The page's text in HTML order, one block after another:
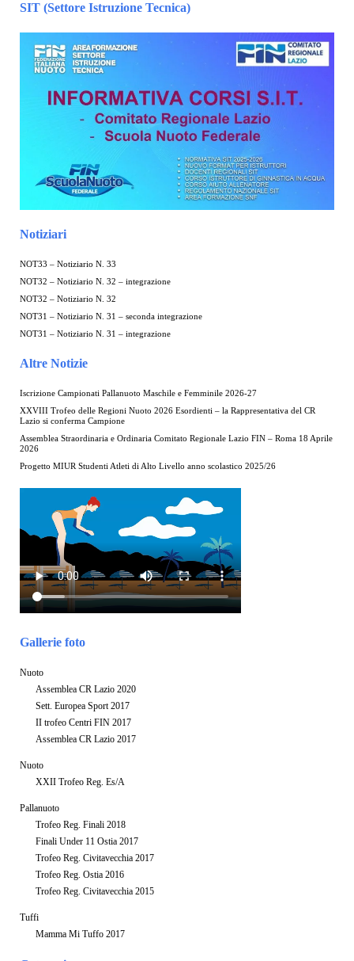
SIT (Settore Istruzione Tecnica)
Notiziari
NOT33 – Notiziario N. 33
NOT32 – Notiziario N. 32 – integrazione
NOT32 – Notiziario N. 32
NOT31 – Notiziario N. 31 – seconda integrazione
NOT31 – Notiziario N. 31 – integrazione
Altre Notizie
Iscrizione Campionati Pallanuoto Maschile e Femminile 2026-27
XXVIII Trofeo delle Regioni Nuoto 2026 Esordienti – la Rappresentativa del CR
Lazio si conferma Campione
Assemblea Straordinaria e Ordinaria Comitato Regionale Lazio FIN – Roma 18 Aprile
2026
Progetto MIUR Studenti Atleti di Alto Livello anno scolastico 2025/26
Gallerie foto
Nuoto
Assemblea CR Lazio 2020
Sett. Europea Sport 2017
II trofeo Centri FIN 2017
Assemblea CR Lazio 2017
Nuoto
XXII Trofeo Reg. Es/A
Pallanuoto
Trofeo Reg. Finali 2018
Finali Under 11 Ostia 2017
Trofeo Reg. Civitavecchia 2017
Trofeo Reg. Ostia 2016
Trofeo Reg. Civitavecchia 2015
Tuffi
Mamma Mi Tuffo 2017